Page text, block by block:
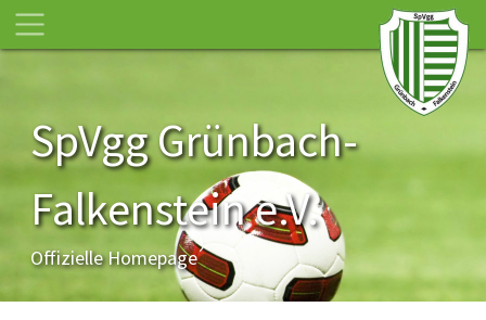
SpVgg Grünbach-
Falkenstein e.V.
Offizielle Homepage